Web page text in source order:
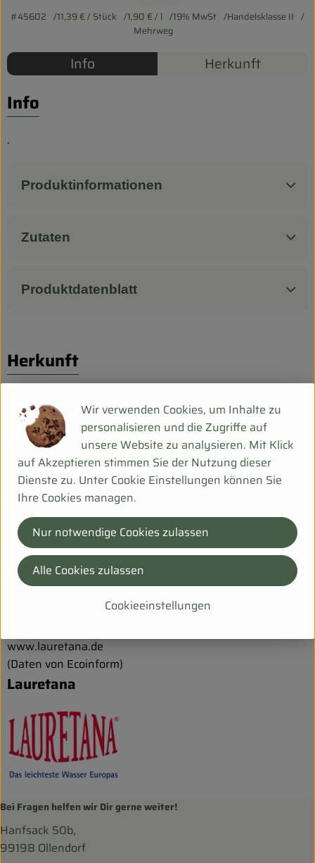
Pferdepension & Reitbetrieb
Firmenkunden
#45602 11,39 €/ Stück 1,90 €/ l 19% MwSt
Handelsklasse II
Mehrweg
Info Herkunft
Info
.
Produktinformationen
Zutaten
Produktdatenblatt
Herkunft
Hersteller: Lauretana
Italien
Lauretana
Das leichteste Wasser Vertrieb GmbH
D 83382 Freilassing
LAURETANA - „Das leichteste Wasser Europas“ vom
Monte Rosa Massiv, artesische Quelle, Abfüllung ohne
Weichster Geschmack, unerreichte biophysikalische
www.lauretana.de
(Daten von Ecoinform)
Lauretana
Bei Fragen helfen wir Dir gerne weiter!
Hanfsack 50b,
99198 Ollendorf
Wir verwenden Cookies, um Inhalte zu
personalisieren und die Zugriffe auf
unsere Website zu analysieren. Mit Klick
auf Akzeptieren stimmen Sie der Nutzung dieser
Dienste zu. Unter Cookie Einstellungen können Sie
Ihre Cookies managen.
Cookieeinstellungen
Nur notwendige Cookies zulassen
Alle Cookies zulassen